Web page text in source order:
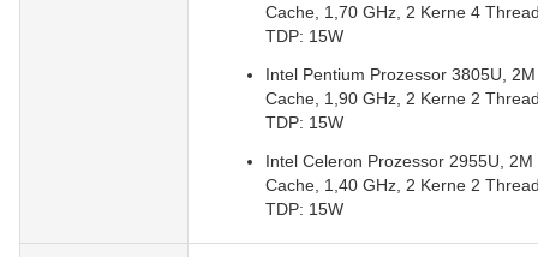
Cache, 1,70 GHz, 2 Kerne 4
TDP: 15W
Intel Pentium Prozessor 3805U, 2M
Cache, 1,90 GHz, 2 Kerne 2
TDP: 15W
Intel Celeron Prozessor 2955U, 2M
Cache, 1,40 GHz, 2 Kerne 2
TDP: 15W